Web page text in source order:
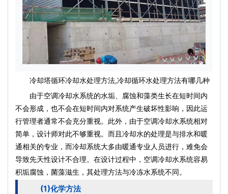
冷却塔循环冷却水处理方法,冷却循环水处理方法有哪几种
由于空调冷却水系统的水垢、腐蚀和藻类生长在短时间内
不会形成，也不会在短时间内对系统产生破坏性影响，因此运
行管理者通常不会充分重视。此外，由于空调冷却水系统相对
简单，设计师对此不够重视。而且冷却水的处理是与排水和暖
通相关的专业，而冷却系统大多由暖通专业人员进行，难免会
导致先天性设计不合理。在设计过程中，空调冷却水系统容易
积垢腐蚀，菌藻滋生，其处理方法与冷冻水系统不同。
(1)化学方法